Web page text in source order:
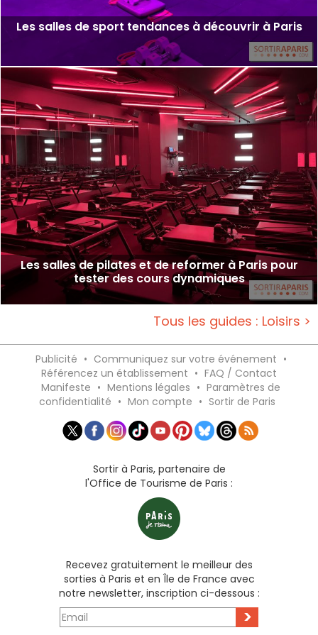
Les salles de sport tendances à découvrir à Paris
Les salles de pilates et de reformer à Paris pour
tester des cours dynamiques
Tous les guides : Loisirs >
Publicité • Communiquez sur votre événement •
Référencez un établissement • FAQ / Contact
Manifeste • Mentions légales • Paramètres de
confidentialité • Mon compte • Sortir de Paris
Sortir à Paris, partenaire de
l'Office de Tourisme de Paris :
Recevez gratuitement le meilleur des
sorties à Paris et en Île de France avec
notre newsletter, inscription ci-dessous :
>